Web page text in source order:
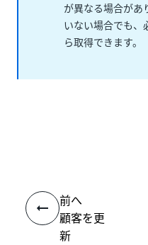
が異なる場合があ
いない場合でも、
ら取得できます。
前へ
顧客を更
新